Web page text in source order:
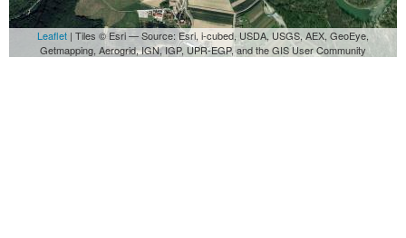
Leaflet | Tiles © Esri — Source: Esri, i-cubed, USDA, USGS, AEX, GeoEye,
Getmapping, Aerogrid, IGN, IGP, UPR-EGP, and the GIS User Community